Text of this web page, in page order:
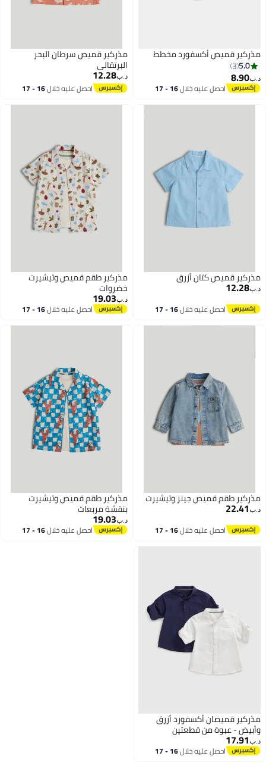
مذركير قميص أكسفورد مخطط
5.0
3
د.ب‏8.90
احصل عليه خلال 16 - 17
مذركير قميص سرطان البحر
البرتقالي
د.ب‏12.28
احصل عليه خلال 16 - 17
مذركير قميص كتان أزرق
د.ب‏12.28
احصل عليه خلال 16 - 17
مذركير طقم قميص وتيشيرت
خضروات
د.ب‏19.03
احصل عليه خلال 16 - 17
مذركير طقم قميص جينز وتيشيرت
د.ب‏22.41
احصل عليه خلال 16 - 17
مذركير طقم قميص وتيشيرت
بنقشة مربعات
د.ب‏19.03
احصل عليه خلال 16 - 17
مذركير قميصان أكسفورد أزرق
وأبيض - عبوة من قطعتين
د.ب‏17.91
احصل عليه خلال 16 - 17